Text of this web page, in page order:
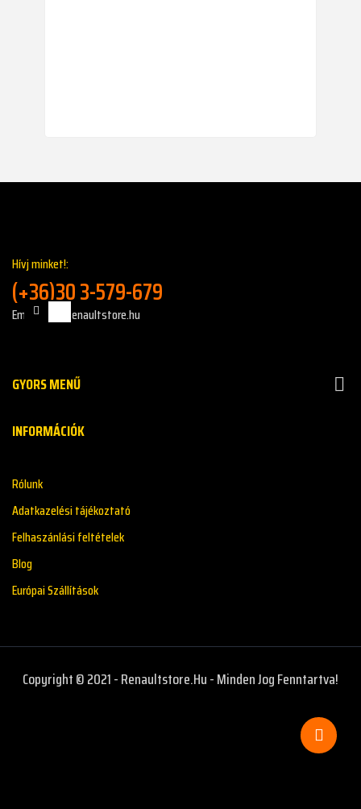
Hívj minket!:
(+36)30 3-579-679
Email: info@renaultstore.hu
GYORS MENŰ 
INFORMÁCIÓK
Rólunk
Adatkazelési tájékoztató
Felhaszánlási feltételek
Blog
Európai Szállítások
Copyright © 2021 - Renaultstore.hu - Minden Jog Fenntartva!